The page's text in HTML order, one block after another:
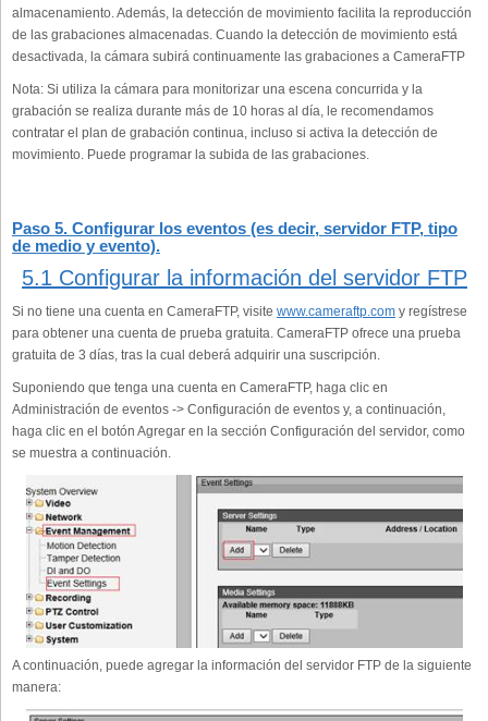
almacenamiento. Además, la detección de movimiento facilita la reproducción
de las grabaciones almacenadas. Cuando la detección de movimiento está
desactivada, la cámara subirá continuamente las grabaciones a CameraFTP
Nota: Si utiliza la cámara para monitorizar una escena concurrida y la
grabación se realiza durante más de 10 horas al día, le recomendamos
contratar el plan de grabación continua, incluso si activa la detección de
movimiento. Puede programar la subida de las grabaciones.
Paso 5. Configurar los eventos (es decir, servidor FTP, tipo
de medio y evento).
5.1 Configurar la información del servidor FTP
Si no tiene una cuenta en CameraFTP, visite www.cameraftp.com y regístrese
para obtener una cuenta de prueba gratuita. CameraFTP ofrece una prueba
gratuita de 3 días, tras la cual deberá adquirir una suscripción.
Suponiendo que tenga una cuenta en CameraFTP, haga clic en
Administración de eventos -> Configuración de eventos y, a continuación,
haga clic en el botón Agregar en la sección Configuración del servidor, como
se muestra a continuación.
A continuación, puede agregar la información del servidor FTP de la siguiente
manera: